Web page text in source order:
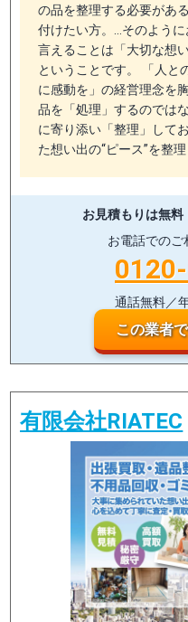
の品を整理する必要があ
付けたい方。…そのよう
言えることは「大切な想
ということです。 「人と
に感動を」の経営理念を
品を「処理」するのでは
に寄り添い「整理」して
た想い出の“ピース”を整
お見積もりは無料
お電話でのご
通話無料／
この業者
有限会社RIATEC